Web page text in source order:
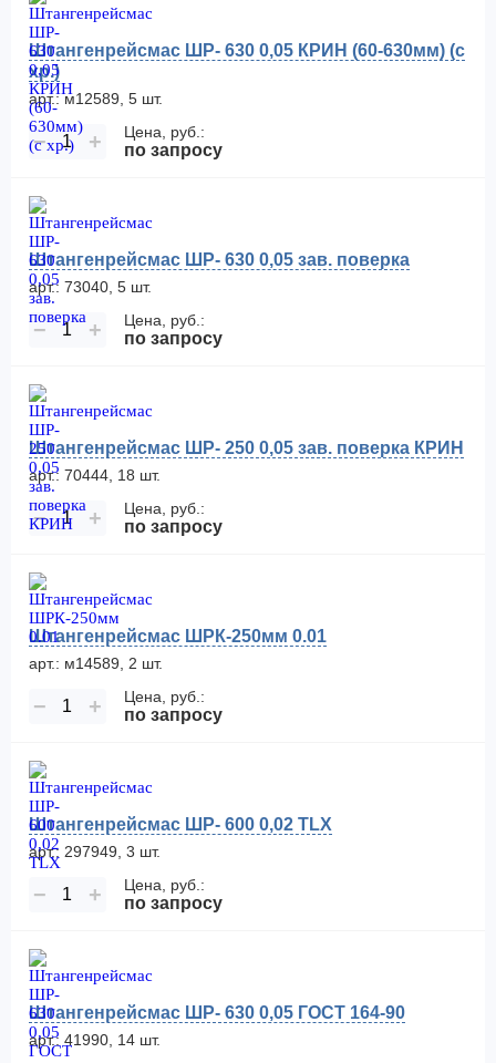
Штангенрейсмас ШР- 630 0,05 КРИН (60-630мм) (с
хр.)
арт.: м12589, 5 шт.
− + Цена, руб.:
по запросу
Штангенрейсмас ШР- 630 0,05 зав. поверка
арт.: 73040, 5 шт.
− + Цена, руб.:
по запросу
Штангенрейсмас ШР- 250 0,05 зав. поверка КРИН
арт.: 70444, 18 шт.
− + Цена, руб.:
по запросу
Штангенрейсмас ШРК-250мм 0.01
арт.: м14589, 2 шт.
− + Цена, руб.:
по запросу
Штангенрейсмас ШР- 600 0,02 TLX
арт.: 297949, 3 шт.
− + Цена, руб.:
по запросу
Штангенрейсмас ШР- 630 0,05 ГОСТ 164-90
арт.: 41990, 14 шт.